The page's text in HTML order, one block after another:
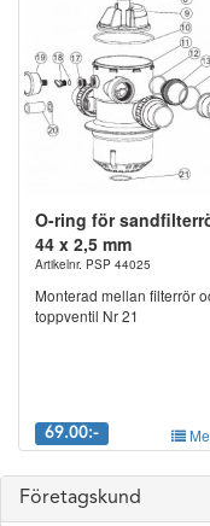
O-ring för
44 x 2,5 mm
Artikelnr. PSP 44025
Monterad mellan filterrör
toppventil Nr 21
69.00:-
Företagskund